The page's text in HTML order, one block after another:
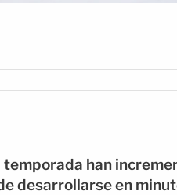
han
desarrollarse en